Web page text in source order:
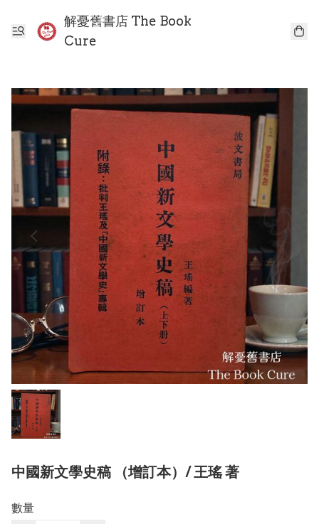
解憂舊書店 The Book
Cure
中國新文學史稿 （增訂本）/ 王瑤 著
數量